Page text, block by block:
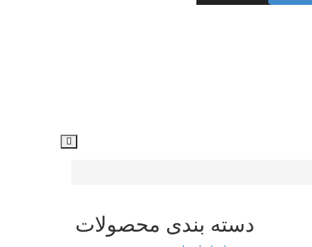
دسته بندی محصولات